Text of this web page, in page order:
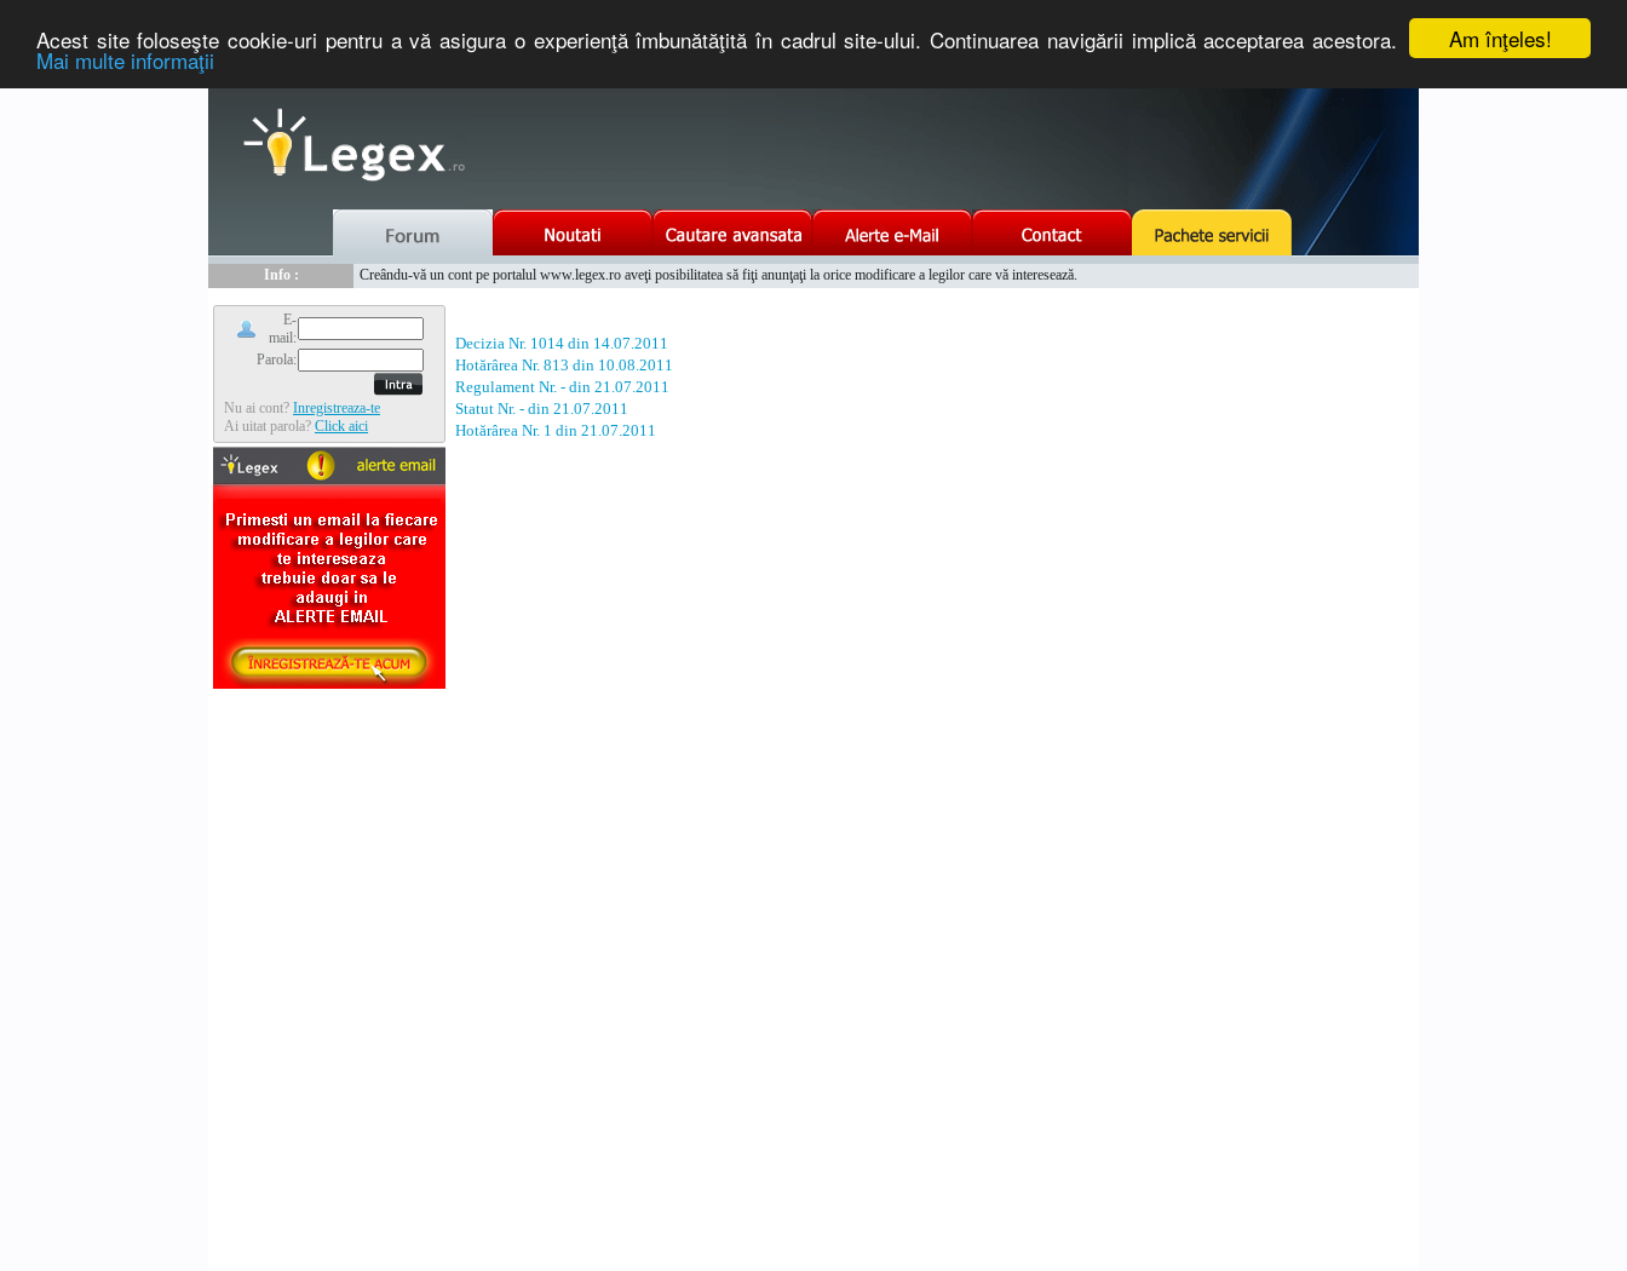
Am înţeles!
Acest site foloseşte cookie-uri pentru a vă asigura o experienţă îmbunătăţită în cadrul site-ului. Continuarea navigării implică acceptarea acestora.
Mai multe informaţii
Info :
Creându-vă un cont pe portalul www.legex.ro aveţi posibilitatea să fiţi anunţaţi la orice modificare a legilor care vă interesează.
E-
mail:
Parola:
Nu ai cont? Inregistreaza-te
Ai uitat parola? Click aici
Decizia Nr. 1014 din 14.07.2011
Hotărârea Nr. 813 din 10.08.2011
Regulament Nr. - din 21.07.2011
Statut Nr. - din 21.07.2011
Hotărârea Nr. 1 din 21.07.2011